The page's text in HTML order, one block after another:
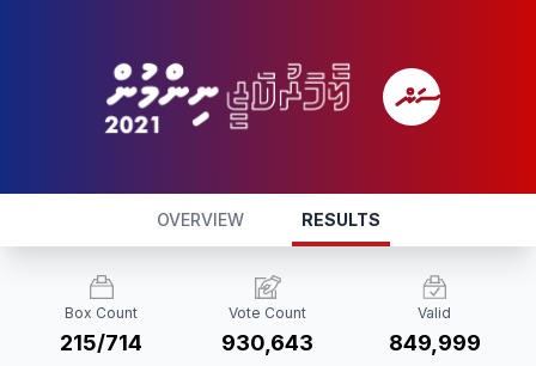
RESULTS
OVERVIEW
Box Count
215/714
Vote Count
930,643
Valid
849,999